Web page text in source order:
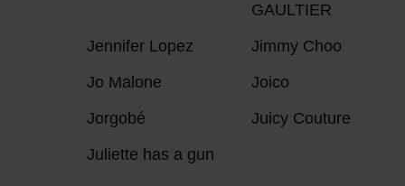
GAULTIER
Jennifer Lopez
Jimmy Choo
Jo Malone
Joico
Jorgobé
Juicy Couture
Juliette has a gun